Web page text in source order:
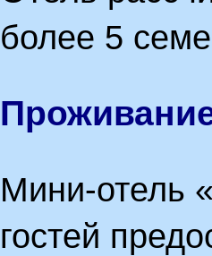
более 5
Мини-отель
гостей